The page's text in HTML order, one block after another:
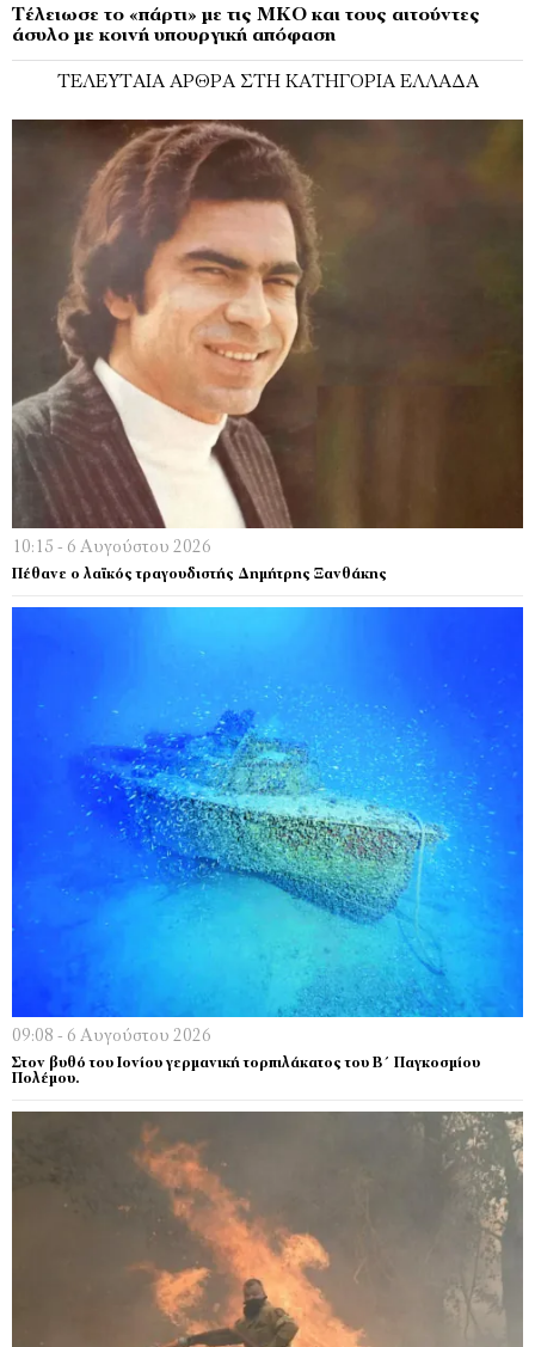
Τέλειωσε το «πάρτι» με τις ΜΚΟ και τους αιτούντες
άσυλο με κοινή υπουργική απόφαση
ΤΕΛΕΥΤΑΊΑ ΆΡΘΡΑ ΣΤΗ ΚΑΤΗΓΟΡΊΑ ΕΛΛΆΔΑ
10:15 - 6 Αυγούστου 2026
Πέθανε ο λαϊκός τραγουδιστής Δημήτρης Ξανθάκης
09:08 - 6 Αυγούστου 2026
Στον βυθό του Ιονίου γερμανική τορπιλάκατος του Β΄ Παγκοσμίου
Πολέμου.